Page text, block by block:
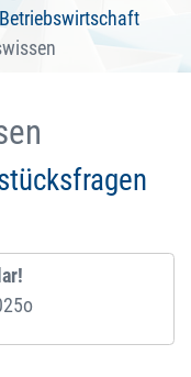
Betriebswirtschaft